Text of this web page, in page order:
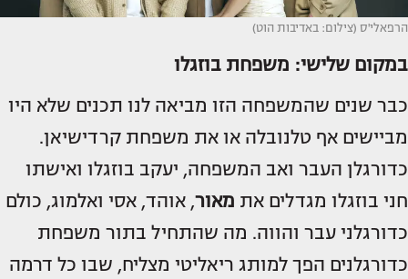
הרפאלי'ס (צילום: באדיבות הוט)
במקום שלישי: משפחת בוזגלו
כבר שנים שהמשפחה הזו מביאה לנו תכנים שלא היו
מביישים אף טלנובלה או את משפחת קרדישיאן.
כדורגלן העבר ואב המשפחה, יעקב בוזגלו ואישתו
חני בוזגלו מגדלים את מאור, אוהד, אסי ואלמוג, כולם
כדורגלני עבר והווה. מה שהתחיל בתור משפחת
כדורגלנים הפך למותג ריאליטי מצליח, שבו כל דרמה